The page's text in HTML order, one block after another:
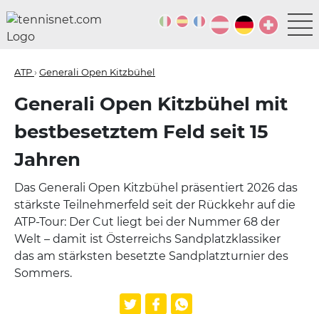
ATP› Generali Open Kitzbühel
Generali Open Kitzbühel mit
bestbesetztem Feld seit 15
Jahren
Das Generali Open Kitzbühel präsentiert 2026 das
stärkste Teilnehmerfeld seit der Rückkehr auf die
ATP-Tour: Der Cut liegt bei der Nummer 68 der
Welt – damit ist Österreichs Sandplatzklassiker
das am stärksten besetzte Sandplatzturnier des
Sommers.